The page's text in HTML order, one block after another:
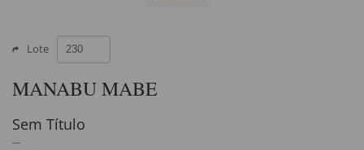
Lote
MANABU MABE
Sem Título